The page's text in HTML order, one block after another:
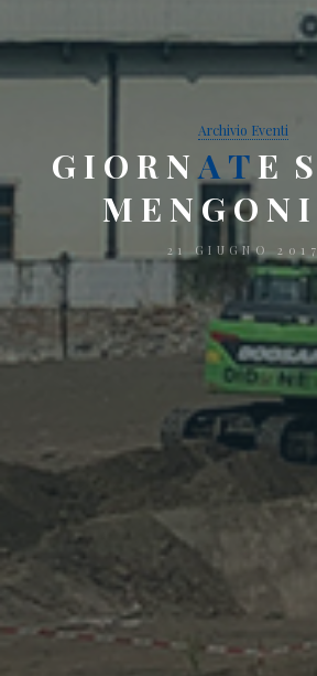
Archivio Eventi
GI OR NA TE S
ME
E N GO NI
I
21 GIUGNO 2017